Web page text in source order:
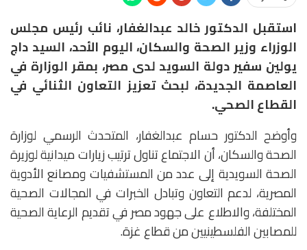
استقبل الدكتور خالد عبدالغفار، نائب رئيس مجلس
الوزراء وزير الصحة والسكان، اليوم الأحد، السيد داج
يولين سفير دولة السويد لدى مصر، بمقر الوزارة في
العاصمة الجديدة، لبحث تعزيز التعاون الثنائي في
القطاع الصحي.
وأوضح الدكتور حسام عبدالغفار، المتحدث الرسمي لوزارة
الصحة والسكان، أن الاجتماع تناول ترتيب زيارات ميدانية لوزيرة
الصحة السويدية إلى عدد من المستشفيات ومصانع الأدوية
المصرية، لدعم التعاون وتبادل الخبرات في المجالات الصحية
المختلفة، والاطلاع على جهود مصر في تقديم الرعاية الصحية
للمصابين الفلسطينيين من قطاع غزة.